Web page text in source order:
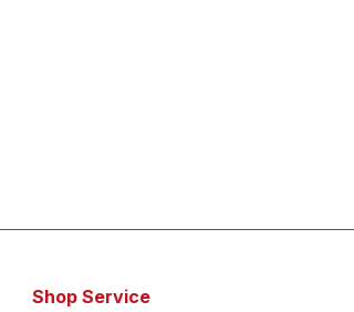
Shop Service